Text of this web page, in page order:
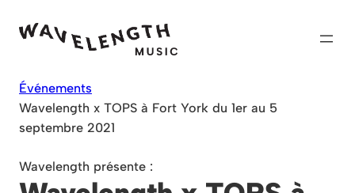
Événements
Wavelength x TOPS à Fort York du 1er au 5
septembre 2021
Wavelength présente :